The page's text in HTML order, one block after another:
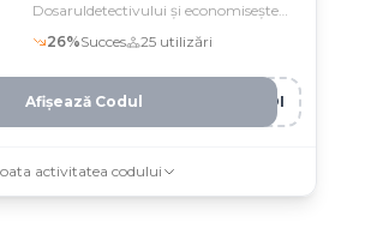
Dosaruldetectivului și economisește
28% pe jocurile de investigație 100%
26%Succes 25 utilizări
ZOI
Afișează Codul
activitatea codului